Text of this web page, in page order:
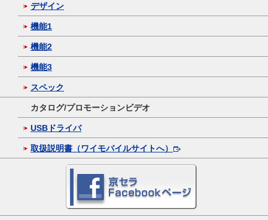
デザイン
機能1
機能2
機能3
スペック
カタログ/プロモーションビデオ
USBドライバ
取扱説明書（ワイモバイルサイトへ）